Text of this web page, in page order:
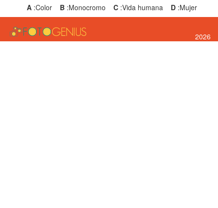
A :Color B :Monocromo C :Vida humana D :Mujer
2026